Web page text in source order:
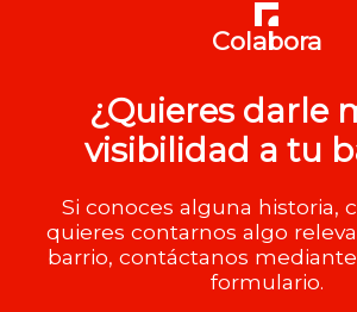
Colabora
¿Quieres darle
visibilidad a tu
Si conoces alguna historia,
quieres contarnos algo
barrio, contáctanos
formulario.